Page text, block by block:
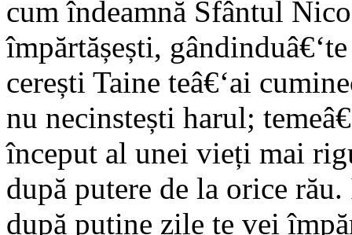
cum îndeamnă Sfântul
împărtășești,
cerești Taine teâ€‘ai
nu necinstești harul;
început al unei vieți mai
după putere de la orice
după puține zile te vei